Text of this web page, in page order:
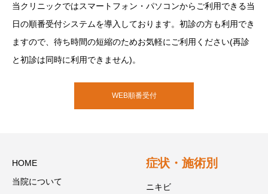
当クリニックではスマートフォン・パソコンからご利用できる当
日の順番受付システムを導入しております。初診の方も利用でき
ますので、待ち時間の短縮のためお気軽にご利用ください(再診
と初診は同時に利用できません)。
WEB順番受付
HOME
当院について
症状・施術別
ニキビ